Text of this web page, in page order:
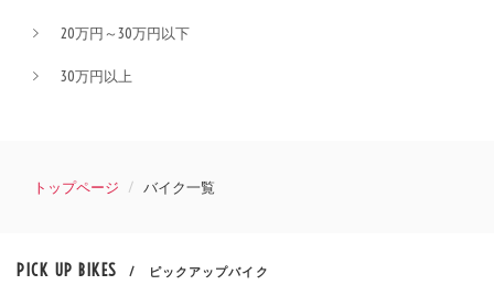
20万円～30万円以下
30万円以上
トップページ バイク一覧
PICK UP BIKES / ピックアップバイク